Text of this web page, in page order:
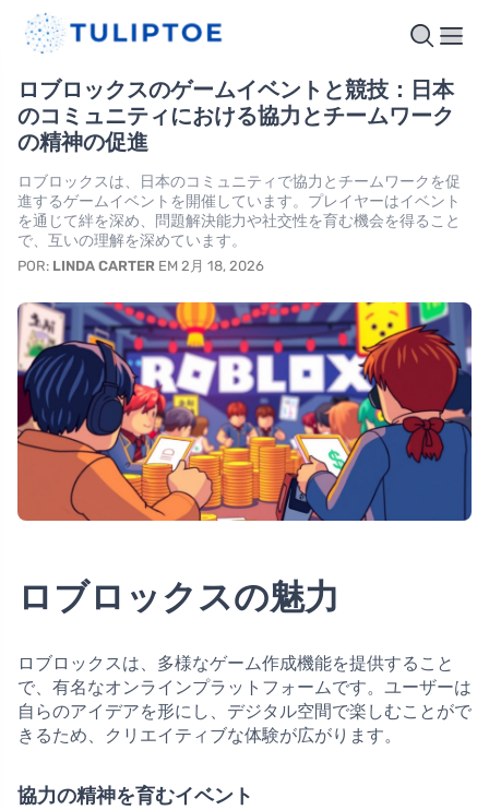
ロブロックスのゲームイベントと競技：日本
のコミュニティにおける協力とチームワーク
の精神の促進
ロブロックスは、日本のコミュニティで協力とチームワークを促
進するゲームイベントを開催しています。プレイヤーはイベント
を通じて絆を深め、問題解決能力や社交性を育む機会を得ること
で、互いの理解を深めています。
POR: LINDA CARTER EM 2月 18, 2026
ロブロックスの魅力
ロブロックスは、多様なゲーム作成機能を提供すること
で、有名なオンラインプラットフォームです。ユーザーは
自らのアイデアを形にし、デジタル空間で楽しむことがで
きるため、クリエイティブな体験が広がります。
協力の精神を育むイベント